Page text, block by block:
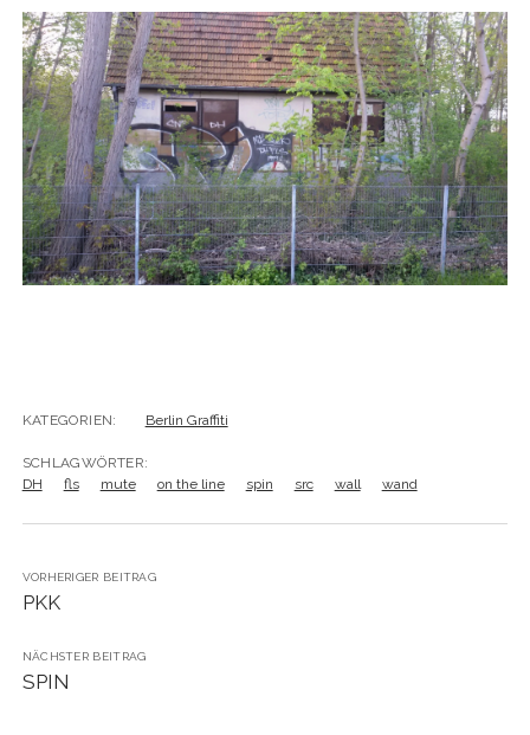
WANDERTAG LEIPZIG
WANDERTAG ROSTOCK
BELGRAD
KATEGORIEN: Berlin Graffiti
SCHLAGWÖRTER:
DH
fls mute on the line spin src wall wand
VORHERIGER BEITRAG
PKK
NÄCHSTER BEITRAG
SPIN